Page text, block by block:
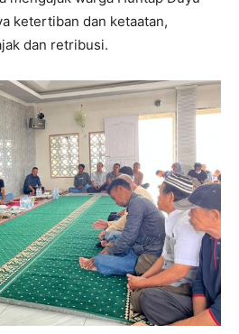
ketertiban dan ketaatan,
dan retribusi.